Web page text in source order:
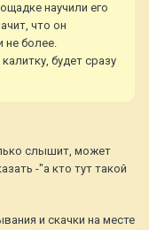
научили его
что он
не более.
будет сразу
слышит, может
-"а кто тут такой
и скачки на месте